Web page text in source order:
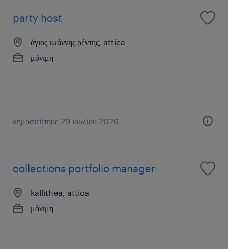
party host
άγιος ιωάννης ρέντης, attica
μόνιμη
δημοσιεύτηκε 29 ιουλίου 2026
collections portfolio manager
kallithea, attica
μόνιμη